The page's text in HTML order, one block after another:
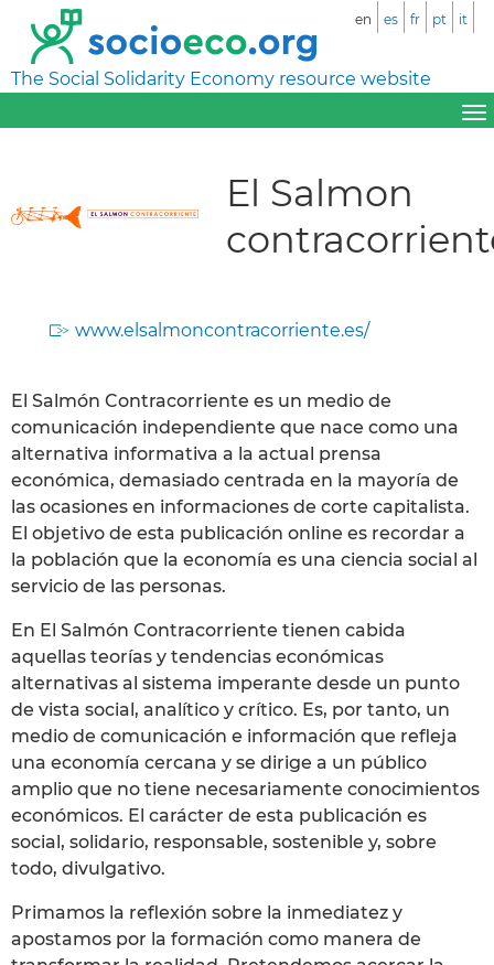
The Social Solidarity Economy resource website
en es fr pt it
El Salmon
www.elsalmoncontracorriente.es/
El Salmón Contracorriente es un medio de
comunicación independiente que nace como una
alternativa informativa a la actual prensa
económica, demasiado centrada en la mayoría de
las ocasiones en informaciones de corte capitalista.
El objetivo de esta publicación online es recordar a
la población que la economía es una ciencia social al
servicio de las personas.
En El Salmón Contracorriente tienen cabida
aquellas teorías y tendencias económicas
alternativas al sistema imperante desde un punto
de vista social, analítico y crítico. Es, por tanto, un
medio de comunicación e información que refleja
una economía cercana y se dirige a un público
amplio que no tiene necesariamente conocimientos
económicos. El carácter de esta publicación es
social, solidario, responsable, sostenible y, sobre
todo, divulgativo.
Primamos la reflexión sobre la inmediatez y
apostamos por la formación como manera de